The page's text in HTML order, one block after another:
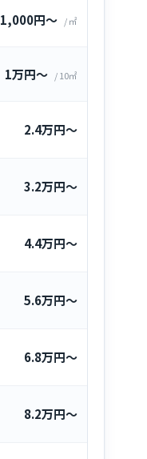
1,000円〜 / ㎡
1万円〜 / 10㎡
2.4万円〜
3.2万円〜
4.4万円〜
5.6万円〜
6.8万円〜
8.2万円〜